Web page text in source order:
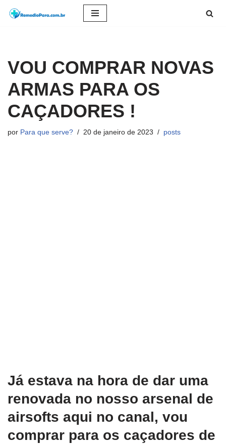
conteúdo
VOU COMPRAR NOVAS
ARMAS PARA OS
CAÇADORES !
por Para que serve? 20 de janeiro de 2023 posts
Já estava na hora de dar uma
renovada no nosso arsenal de
airsofts aqui no canal, vou
comprar para os caçadores de